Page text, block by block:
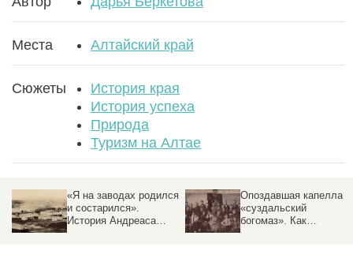
Места Алтайский край
Сюжеты
История края
История успеха
Природа
Туризм на Алтае
«Я на заводах родился
и состарился».
История Андреаса
Опоздавшая капелла и
«суздальский
богомаз». Как